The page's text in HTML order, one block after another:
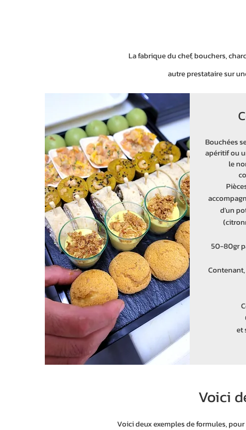
La fabrique du chef, bouchers,
autre prestataire sur
Bouchées
apéritif ou
le
d'un
50-80gr
et
Voici
Voici deux exemples de formules,